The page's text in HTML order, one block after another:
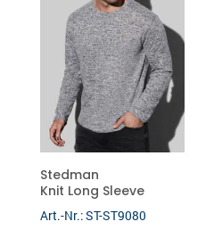
Stedman
Knit Long Sleeve
Art.-Nr.: ST-ST9080